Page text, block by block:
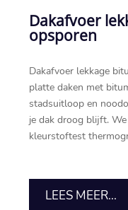
Dakafvoer
opsporen
Dakafvoer lekkage
platte daken met
stadsuitloop en
je dak droog blijft.​
kleurstoftest
LEES MEER...